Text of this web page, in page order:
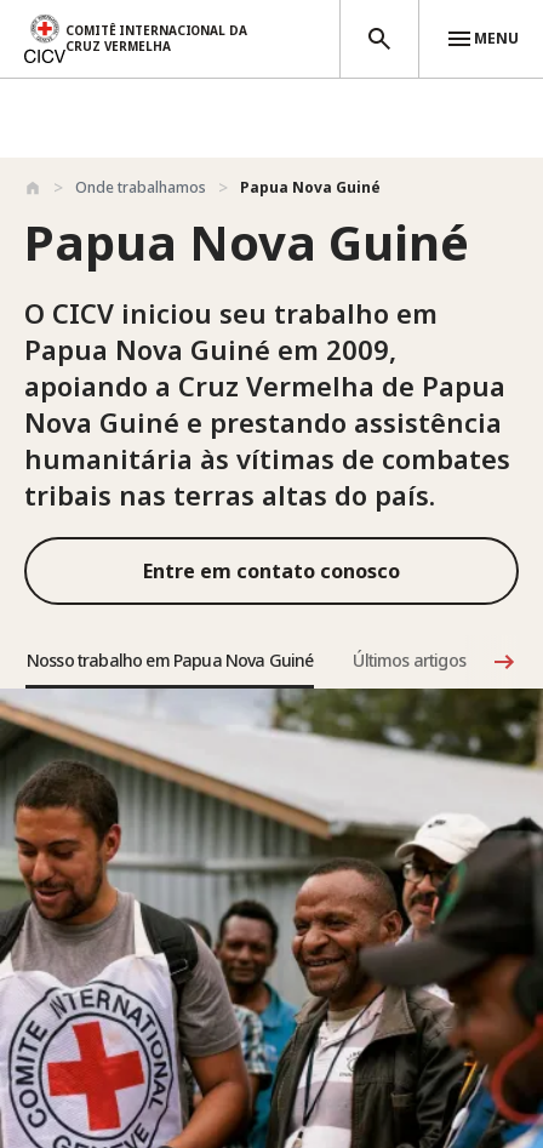
Passar para o conteúdo principal
COMITÊ INTERNACIONAL DA
CRUZ VERMELHA
MENU
Onde trabalhamos Papua Nova Guiné
Papua Nova Guiné
O CICV iniciou seu trabalho em
Papua Nova Guiné em 2009,
apoiando a Cruz Vermelha de Papua
Nova Guiné e prestando assistência
humanitária às vítimas de combates
tribais nas terras altas do país.
Entre em contato conosco
Nosso trabalho em Papua Nova Guiné Últimos artigos